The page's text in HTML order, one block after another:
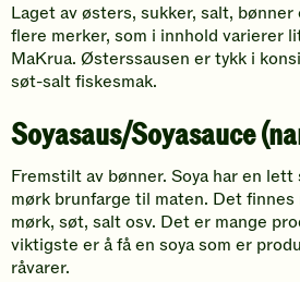
Laget av østers, sukker, salt,
flere merker, som i innhold varierer
MaKrua. Østerssausen er tykk i
søt-salt fiskesmak.
Soyasaus/Soyasauce
Fremstilt av bønner. Soya har en lett
mørk brunfarge til maten. Det finnes
mørk, søt, salt osv. Det er mange
viktigste er å få en soya som er
råvarer.